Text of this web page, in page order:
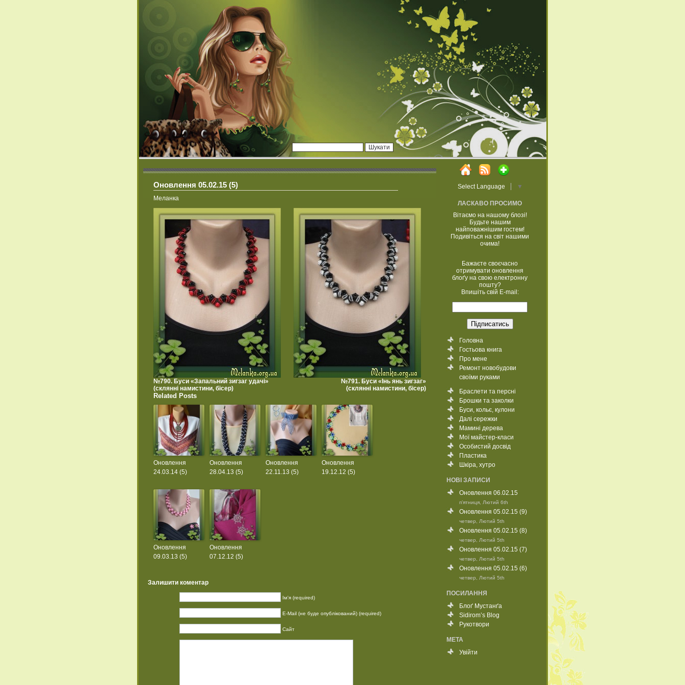
Оновлення 05.02.15 (5)
Меланка
№790. Буси «Запальний зигзаг удачі»
(склянні намистини, бісер)
№791. Буси «Інь янь зигзаг»
(склянні намистини, бісер)
Related Posts
Оновлення
24.03.14 (5)
Оновлення
28.04.13 (5)
Оновлення
22.11.13 (5)
Оновлення
19.12.12 (5)
Оновлення
09.03.13 (5)
Оновлення
07.12.12 (5)
Залишити коментар
Ім'я (required)
E-Mail (не буде опублікований) (required)
Сайт
Select Language ▼
ЛАСКАВО ПРОСИМО
Вітаємо на нашому блозі!
Будьте нашим
найповажнішим гостем!
Подивіться на світ нашими
очима!
Бажаєте своєчасно
отримувати оновлення
блоґу на свою електронну
пошту?
Впишіть свій E-mail:
Головна
Гостьова книга
Про мене
Ремонт новобудови
своїми руками
Браслети та персні
Брошки та заколки
Буси, кольє, кулони
Далі сережки
Мамині дерева
Мої майстер-класи
Особистий досвід
Пластика
Шкіра, хутро
НОВІ ЗАПИСИ
Оновлення 06.02.15
п’ятниця, Лютий 6th
Оновлення 05.02.15 (9)
четвер, Лютий 5th
Оновлення 05.02.15 (8)
четвер, Лютий 5th
Оновлення 05.02.15 (7)
четвер, Лютий 5th
Оновлення 05.02.15 (6)
четвер, Лютий 5th
ПОСИЛАННЯ
Блоґ Мустанґа
Sidirom’s Blog
Рукотвори
МЕТА
Увійти